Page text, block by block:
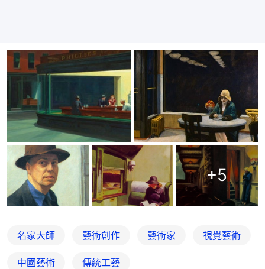
+5
名家大師 藝術創作 藝術家 視覺藝術
中國藝術 傳統工藝